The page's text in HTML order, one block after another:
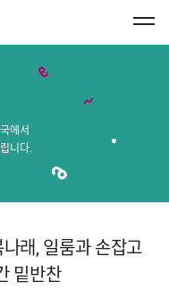
에서
니다.
래, 일룸과 손잡고
밑반찬